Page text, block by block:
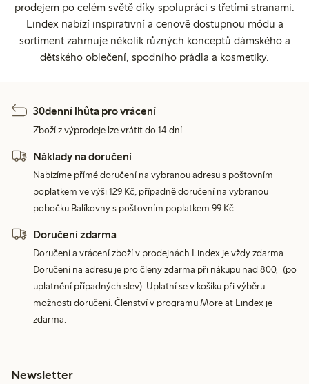
prodejem po celém světě díky spolupráci s třetími stranami.
Lindex nabízí inspirativní a cenově dostupnou módu a
sortiment zahrnuje několik různých konceptů dámského a
dětského oblečení, spodního prádla a kosmetiky.
30denní lhůta pro vrácení
Zboží z výprodeje lze vrátit do 14 dní.
Náklady na doručení
Nabízíme přímé doručení na vybranou adresu s poštovním
poplatkem ve výši 129 Kč, případně doručení na vybranou
pobočku Balíkovny s poštovním poplatkem 99 Kč.
Doručení zdarma
Doručení a vrácení zboží v prodejnách Lindex je vždy zdarma.
Doručení na adresu je pro členy zdarma při nákupu nad 800,- (po
uplatnění případných slev). Uplatní se v košíku při výběru
možnosti doručení. Členství v programu More at Lindex je
zdarma.
Newsletter